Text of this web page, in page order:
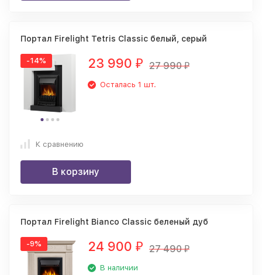
Портал Firelight Tetris Classic белый, серый
-14% 23 990 ₽ 27 990 ₽
Осталась 1 шт.
К сравнению
В корзину
Портал Firelight Bianco Classic беленый дуб
-9% 24 900 ₽ 27 490 ₽
В наличии